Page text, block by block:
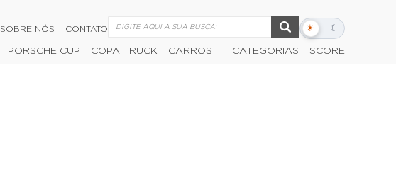
SOBRE NÓS CONTATO ☀ ☾
Alternar
escuro
PORSCHE CUP COPA TRUCK CARROS + CATEGORIAS SCORE